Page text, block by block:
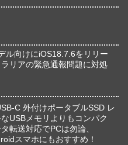
ル向けにiOS18.7.6をリリー
リアの緊急通報問題に対処
C 外付けポータブルSSD レ
USBメモリよりもコンパク
転送対応でPCは勿論、
スマホにもおすすめ！